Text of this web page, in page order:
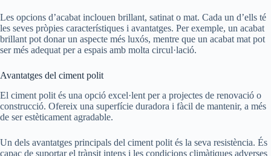
Les opcions d’acabat inclouen brillant, satinat o mat. Cada un d’ells té
les seves pròpies característiques i avantatges. Per exemple, un acabat
brillant pot donar un aspecte més luxós, mentre que un acabat mat pot
ser més adequat per a espais amb molta circul·lació.
Avantatges del ciment polit
El ciment polit és una opció excel·lent per a projectes de renovació o
construcció. Ofereix una superfície duradora i fàcil de mantenir, a més
de ser estèticament agradable.
Un dels avantatges principals del ciment polit és la seva resistència. És
capaç de suportar el trànsit intens i les condicions climàtiques adverses